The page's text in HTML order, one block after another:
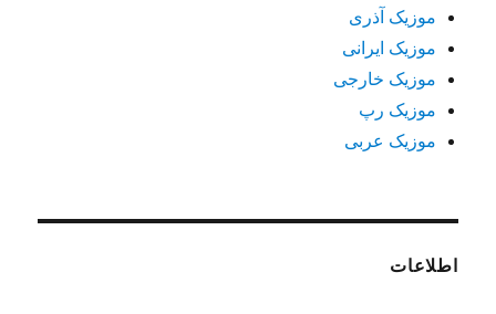
موزیک آذری
موزیک ایرانی
موزیک خارجی
موزیک رپ
موزیک عربی
اطلاعات